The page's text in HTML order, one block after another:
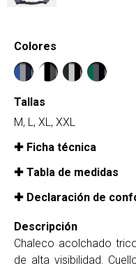
Colores
Tallas
M, L, XL, XXL
Ficha técnica
Tabla de medidas
Declaración de
Descripción
Chaleco acolchado
de alta visibilidad.